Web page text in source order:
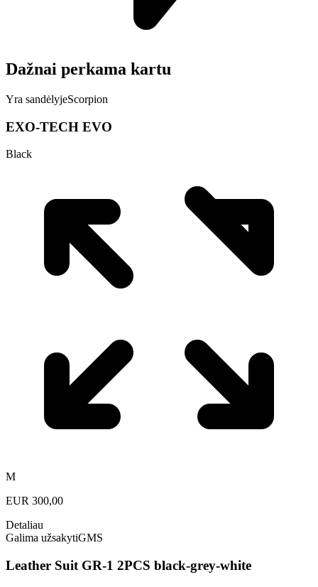
Dažnai perkama kartu
Yra sandėlyjeScorpion
EXO-TECH EVO
Black
M
EUR 300,00
Detaliau
Galima užsakytiGMS
Leather Suit GR-1 2PCS black-grey-white